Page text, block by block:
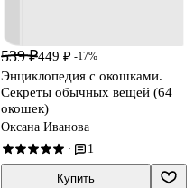
539 ₽449 ₽ -17%
Энциклопедия с окошками.
Секреты обычных вещей (64
окошек)
Оксана Иванова
· 1
Купить